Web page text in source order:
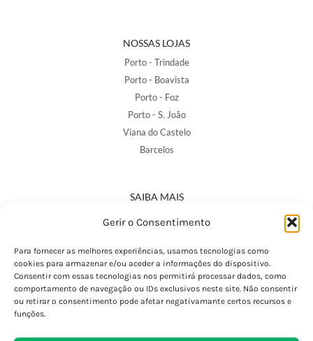
Gerir o Consentimento
Para fornecer as melhores experiências, usamos tecnologias como
cookies para armazenar e/ou aceder a informações do dispositivo.
Consentir com essas tecnologias nos permitirá processar dados, como
comportamento de navegação ou IDs exclusivos neste site. Não consentir
ou retirar o consentimento pode afetar negativamante certos recursos e
funções.
NOSSAS LOJAS
Porto - Trindade
Porto - Boavista
Porto - Foz
Porto - S. João
Viana do Castelo
Barcelos
SAIBA MAIS
Política de Privacidade
Termos e Condições
Perguntas Frequentes
Custos de Envio
Encomendas Internacionais
Devoluções e Trocas